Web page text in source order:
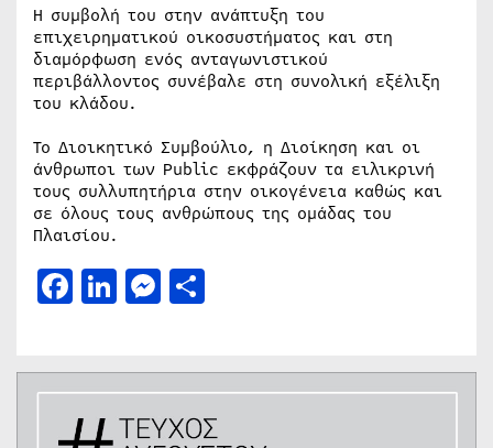
Η συμβολή του στην ανάπτυξη του
επιχειρηματικού οικοσυστήματος και στη
διαμόρφωση ενός ανταγωνιστικού
περιβάλλοντος συνέβαλε στη συνολική εξέλιξη
του κλάδου.
Το Διοικητικό Συμβούλιο, η Διοίκηση και οι
άνθρωποι των Public εκφράζουν τα ειλικρινή
τους συλλυπητήρια στην οικογένεια καθώς και
σε όλους τους ανθρώπους της ομάδας του
Πλαισίου.
Facebook
LinkedIn
Messenger